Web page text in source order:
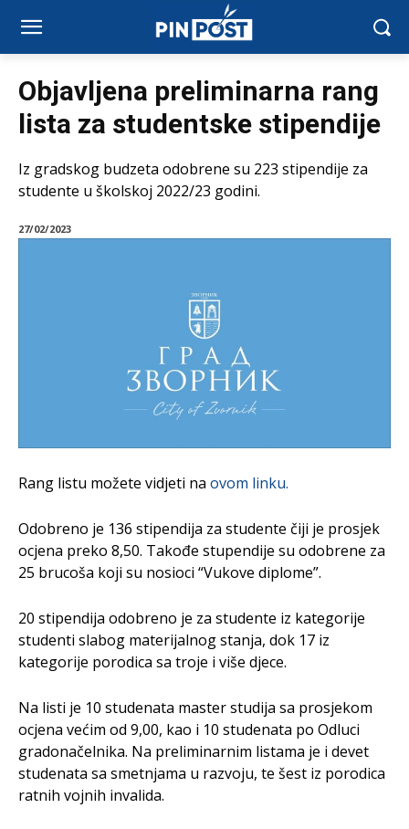
Objavljena preliminarna rang
lista za studentske stipendije
Iz gradskog budzeta odobrene su 223 stipendije za
studente u školskoj 2022/23 godini.
27/02/2023
Rang listu možete vidjeti na ovom linku.
Odobreno je 136 stipendija za studente čiji je prosjek
ocjena preko 8,50. Takođe stupendije su odobrene za
25 brucoša koji su nosioci “Vukove diplome”.
20 stipendija odobreno je za studente iz kategorije
studenti slabog materijalnog stanja, dok 17 iz
kategorije porodica sa troje i više djece.
Na listi je 10 studenata master studija sa prosjekom
ocjena većim od 9,00, kao i 10 studenata po Odluci
gradonačelnika. Na preliminarnim listama je i devet
studenata sa smetnjama u razvoju, te šest iz porodica
ratnih vojnih invalida.